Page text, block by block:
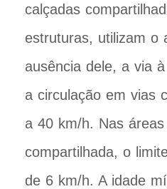
calçadas
estruturas, utilizam o
ausência dele, a via
a circulação em vias
a 40 km/h. Nas
compartilhada, o
de 6 km/h. A idade